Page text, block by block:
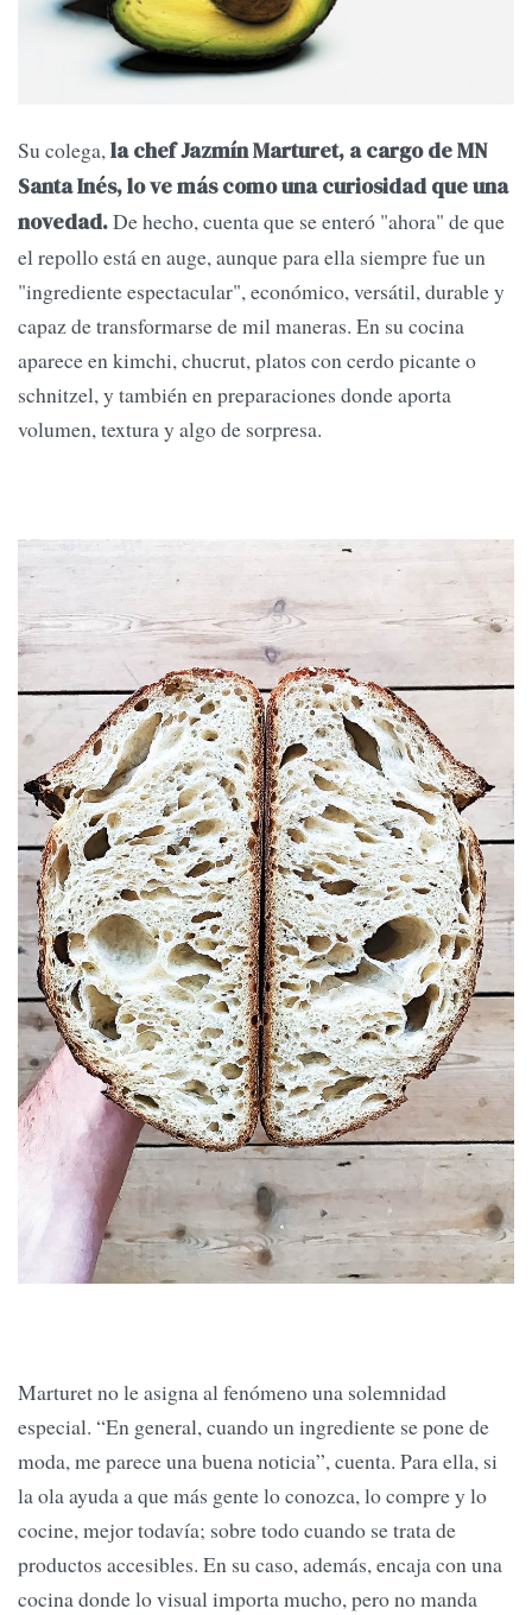
Su colega,la chef Jazmín Marturet, a cargo de MN
Santa Inés, lo ve más como una curiosidad que una
novedad.De hecho, cuenta que se enteró "ahora" de que
el repollo está en auge, aunque para ella siempre fue un
"ingrediente espectacular", económico, versátil, durable y
capaz de transformarse de mil maneras. En su cocina
aparece en kimchi, chucrut, platos con cerdo picante o
schnitzel, y también en preparaciones donde aporta
volumen, textura y algo de sorpresa.
Marturet no le asigna al fenómeno una solemnidad
especial. “En general, cuando un ingrediente se pone de
moda, me parece una buena noticia”, cuenta. Para ella, si
la ola ayuda a que más gente lo conozca, lo compre y lo
cocine, mejor todavía; sobre todo cuando se trata de
productos accesibles. En su caso, además, encaja con una
cocina donde lo visual importa mucho, pero no manda